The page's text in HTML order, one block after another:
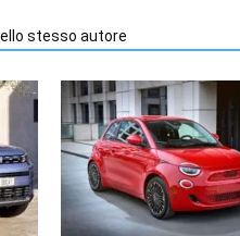
stesso autore